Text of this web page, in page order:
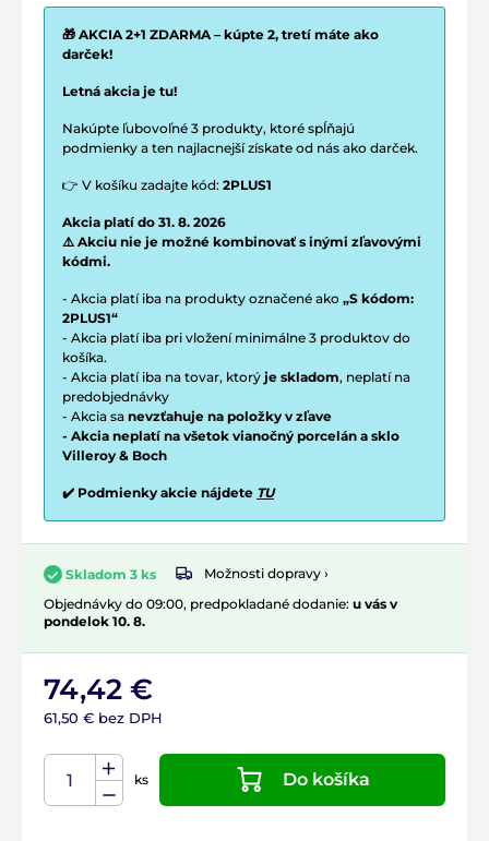
🎁 AKCIA 2+1 ZDARMA – kúpte 2, tretí máte ako
darček!
Letná akcia je tu!
Nakúpte ľubovoľné 3 produkty, ktoré spĺňajú
podmienky a ten najlacnejší získate od nás ako darček.
👉 V košíku zadajte kód: 2PLUS1
Akcia platí do 31. 8. 2026
⚠️ Akciu nie je možné kombinovať s inými zľavovými
kódmi.
- Akcia platí iba na produkty označené ako „S kódom:
2PLUS1“
- Akcia platí iba pri vložení minimálne 3 produktov do
košíka.
- Akcia platí iba na tovar, ktorý je skladom, neplatí na
predobjednávky
- Akcia sa nevzťahuje na položky v zľave
- Akcia neplatí na všetok vianočný porcelán a sklo
Villeroy & Boch
✔️ Podmienky akcie nájdete TU
Skladom 3 ks
Možnosti dopravy ›
Objednávky do 09:00, predpokladané dodanie: u vás v
pondelok 10. 8.
74,42 €
61,50 € bez DPH
ks Do košíka